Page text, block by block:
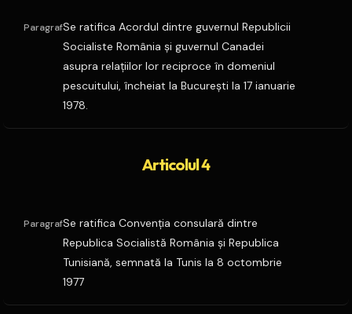
ParagrafSe ratifica Acordul dintre guvernul Republicii
Socialiste România şi guvernul Canadei
asupra relaţiilor lor reciproce în domeniul
pescuitului, încheiat la Bucureşti la 17 ianuarie
1978.
Articolul 4
ParagrafSe ratifica Convenţia consulară dintre
Republica Socialistă România şi Republica
Tunisiană, semnată la Tunis la 8 octombrie
1977